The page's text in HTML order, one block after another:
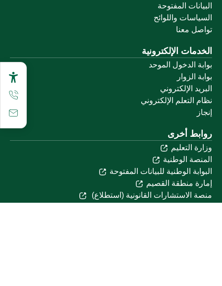
البيانات المفتوحة
السياسات واللوائح
تواصل معنا
الخدمات الإلكترونية
بوابة الدخول الموحد
بوابة الزوار
البريد الإلكتروني
نظام التعلم الإلكتروني
إنجاز
روابط أخرى
وزارة التعليم
المنصة الوطنية
البوابة الوطنية للبيانات المفتوحة
إمارة منطقة القصيم
منصة الاستشارات القانونية (استطلاع)